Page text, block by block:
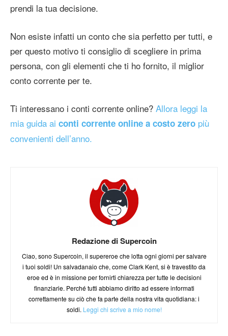
prendi la tua decisione.
Non esiste infatti un conto che sia perfetto per tutti, e
per questo motivo ti consiglio di scegliere in prima
persona, con gli elementi che ti ho fornito, il miglior
conto corrente per te.
Ti interessano i conti corrente online? Allora leggi la
mia guida ai conti corrente online a costo zero più
convenienti dell’anno.
Redazione di Supercoin
Ciao, sono Supercoin, il supereroe che lotta ogni giorni per salvare
i tuoi soldi! Un salvadanaio che, come Clark Kent, si è travestito da
eroe ed è in missione per fornirti chiarezza per tutte le decisioni
finanziarie. Perché tutti abbiamo diritto ad essere informati
correttamente su ciò che fa parte della nostra vita quotidiana: i
soldi. Leggi chi scrive a mio nome!